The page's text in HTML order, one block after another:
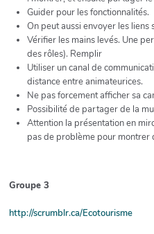
Guider pour les fonctionnalités.
On peut aussi envoyer les liens
Vérifier les mains levés. Une
des rôles). Remplir
Utiliser un canal de
distance entre animateurices.
Ne pas forcement afficher sa
Possibilité de partager de la
Attention la présentation en
pas de problème pour montrer
Groupe 3
http://scrumblr.ca/Ecotourisme